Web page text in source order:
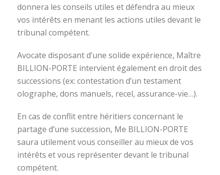
donnera les conseils utiles et défendra au mieux
vos intérêts en menant les actions utiles devant le
tribunal compétent.
Avocate disposant d’une solide expérience, Maître
BILLION-PORTE intervient également en droit des
successions (ex: contestation d’un testament
olographe, dons manuels, recel, assurance-vie…).
En cas de conflit entre héritiers concernant le
partage d’une succession, Me BILLION-PORTE
saura utilement vous conseiller au mieux de vos
intérêts et vous représenter devant le tribunal
compétent.